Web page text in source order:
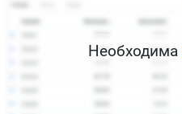
Необходима